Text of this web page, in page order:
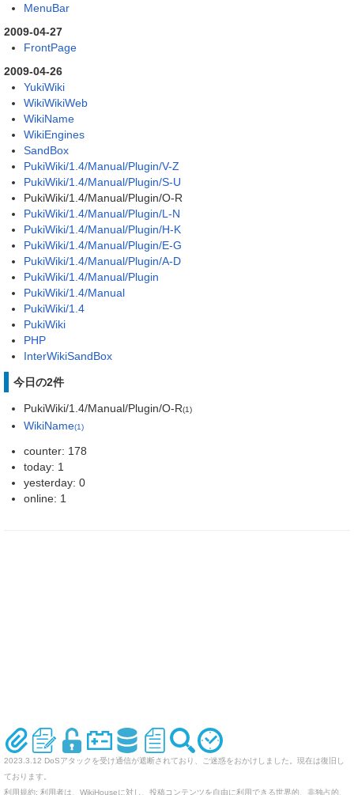
MenuBar
2009-04-27
FrontPage
2009-04-26
YukiWiki
WikiWikiWeb
WikiName
WikiEngines
SandBox
PukiWiki/1.4/Manual/Plugin/V-Z
PukiWiki/1.4/Manual/Plugin/S-U
PukiWiki/1.4/Manual/Plugin/O-R
PukiWiki/1.4/Manual/Plugin/L-N
PukiWiki/1.4/Manual/Plugin/H-K
PukiWiki/1.4/Manual/Plugin/E-G
PukiWiki/1.4/Manual/Plugin/A-D
PukiWiki/1.4/Manual/Plugin
PukiWiki/1.4/Manual
PukiWiki/1.4
PukiWiki
PHP
InterWikiSandBox
今日の2件
PukiWiki/1.4/Manual/Plugin/O-R(1)
WikiName(1)
counter: 178
today: 1
yesterday: 0
online: 1
2023.3.12 DoSアタックを受け通信が遮断されており、ご迷惑をおかけしました。現在は復旧し
ております。
利用規約: 利用者は、WikiHouseに対し、投稿コンテンツを自由に利用できる世界的、非独占的、